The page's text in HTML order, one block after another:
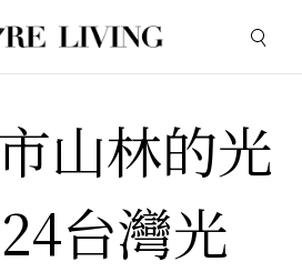
山林的光
台灣光